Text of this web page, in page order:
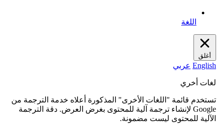
اللغة
أغلق
English عربي
لغات أخري
تستخدم قائمة "اللغات الأخرى" المذكورة أعلاه خدمة الترجمة من
Google لإنشاء ترجمة آلية للمحتوى بغرض العرض. دقة الترجمة
الآلية للمحتوى ليست مضمونة.